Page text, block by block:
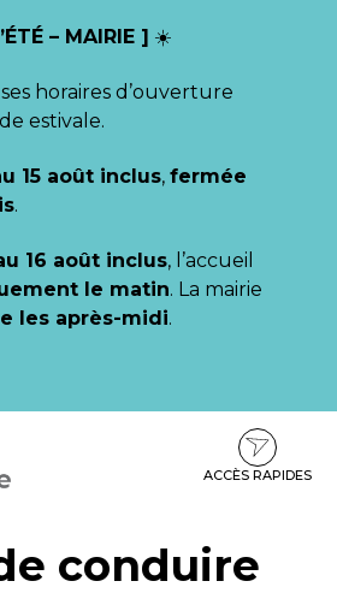
– MAIRIE ] ☀️
horaires d’ouverture
estivale.
15 août inclus, fermée
.
16 août inclus, l’accueil
le matin. La mairie
les après-midi.
ACCÈS RAPIDES
conduire